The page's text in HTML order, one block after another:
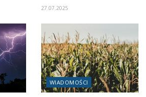
27.07.2025
WIADOMOŚCI